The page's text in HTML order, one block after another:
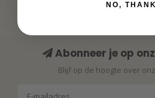
Abonneer je op
Blijf op de hoogte over
NO,